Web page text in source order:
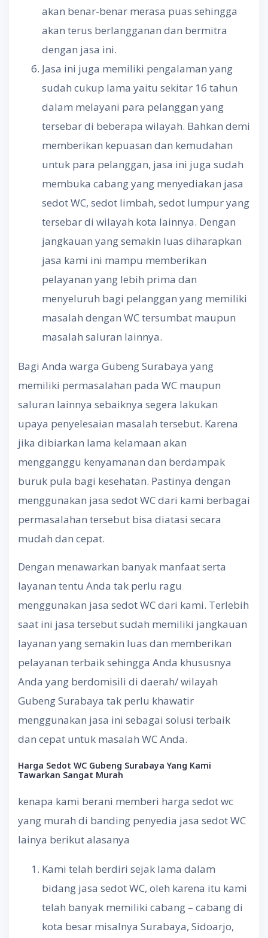
akan benar-benar merasa puas sehingga
akan terus berlangganan dan bermitra
dengan jasa ini.
Jasa ini juga memiliki pengalaman yang
sudah cukup lama yaitu sekitar 16 tahun
dalam melayani para pelanggan yang
tersebar di beberapa wilayah. Bahkan demi
memberikan kepuasan dan kemudahan
untuk para pelanggan, jasa ini juga sudah
membuka cabang yang menyediakan jasa
sedot WC, sedot limbah, sedot lumpur yang
tersebar di wilayah kota lainnya. Dengan
jangkauan yang semakin luas diharapkan
jasa kami ini mampu memberikan
pelayanan yang lebih prima dan
menyeluruh bagi pelanggan yang memiliki
masalah dengan WC tersumbat maupun
masalah saluran lainnya.
Bagi Anda warga Gubeng Surabaya yang
memiliki permasalahan pada WC maupun
saluran lainnya sebaiknya segera lakukan
upaya penyelesaian masalah tersebut. Karena
jika dibiarkan lama kelamaan akan
mengganggu kenyamanan dan berdampak
buruk pula bagi kesehatan. Pastinya dengan
menggunakan jasa sedot WC dari kami berbagai
permasalahan tersebut bisa diatasi secara
mudah dan cepat.
Dengan menawarkan banyak manfaat serta
layanan tentu Anda tak perlu ragu
menggunakan jasa sedot WC dari kami. Terlebih
saat ini jasa tersebut sudah memiliki jangkauan
layanan yang semakin luas dan memberikan
pelayanan terbaik sehingga Anda khususnya
Anda yang berdomisili di daerah/ wilayah
Gubeng Surabaya tak perlu khawatir
menggunakan jasa ini sebagai solusi terbaik
dan cepat untuk masalah WC Anda.
Harga Sedot WC Gubeng Surabaya Yang Kami
Tawarkan Sangat Murah
kenapa kami berani memberi harga sedot wc
yang murah di banding penyedia jasa sedot WC
lainya berikut alasanya
Kami telah berdiri sejak lama dalam
bidang jasa sedot WC, oleh karena itu kami
telah banyak memiliki cabang – cabang di
kota besar misalnya Surabaya, Sidoarjo,